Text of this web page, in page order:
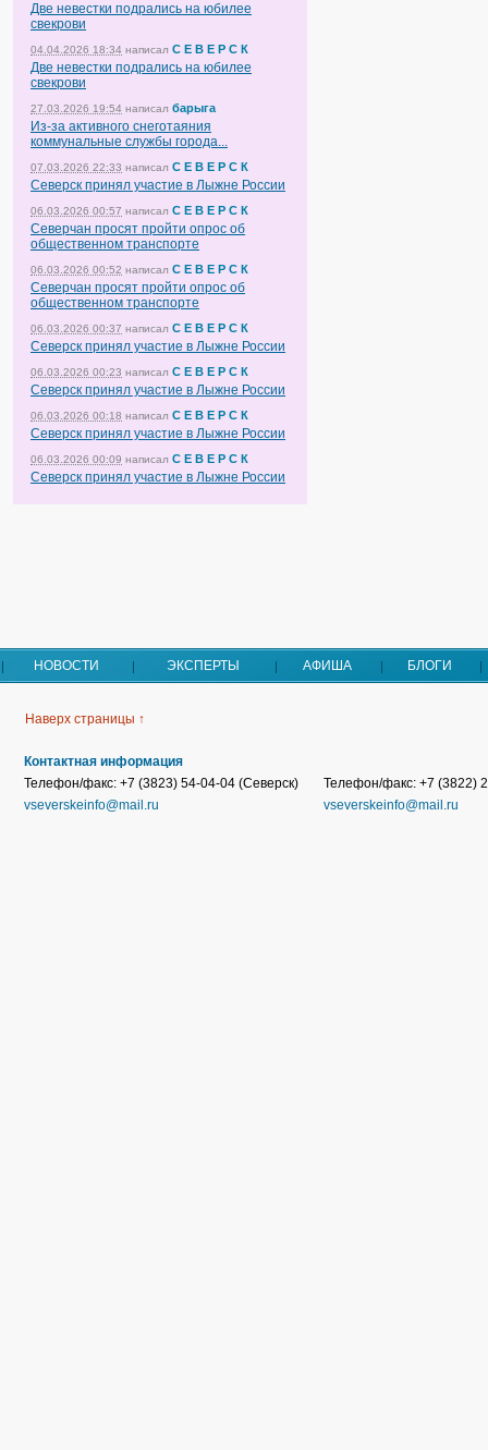
Две невестки подрались на юбилее
свекрови
04.04.2026 18:34 написал С Е В Е Р С К
Две невестки подрались на юбилее
свекрови
27.03.2026 19:54 написал барыга
Из-за активного снеготаяния
коммунальные службы города...
07.03.2026 22:33 написал С Е В Е Р С К
Северск принял участие в Лыжне России
06.03.2026 00:57 написал С Е В Е Р С К
Северчан просят пройти опрос об
общественном транспорте
06.03.2026 00:52 написал С Е В Е Р С К
Северчан просят пройти опрос об
общественном транспорте
06.03.2026 00:37 написал С Е В Е Р С К
Северск принял участие в Лыжне России
06.03.2026 00:23 написал С Е В Е Р С К
Северск принял участие в Лыжне России
06.03.2026 00:18 написал С Е В Е Р С К
Северск принял участие в Лыжне России
06.03.2026 00:09 написал С Е В Е Р С К
Северск принял участие в Лыжне России
НОВОСТИ ЭКСПЕРТЫ АФИША БЛОГИ
Наверх страницы ↑
Контактная информация
Телефон/факс: +7 (3823) 54-04-04 (Северск)
vseverskeinfo@mail.ru
Телефон/факс: +7 (3822)
vseverskeinfo@mail.ru